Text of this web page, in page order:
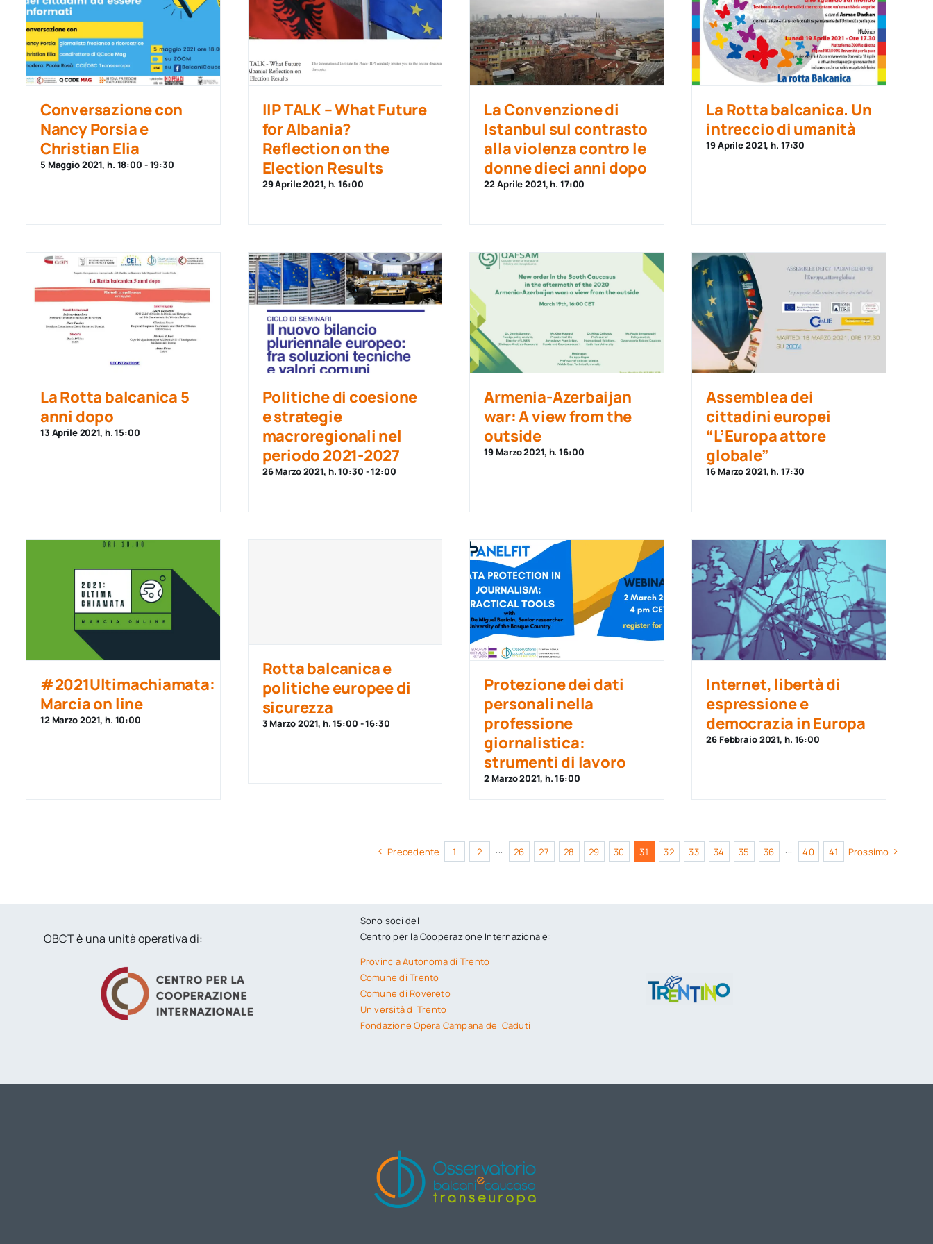
Conversazione con
Nancy Porsia e
Christian Elia
5 Maggio 2021, h. 18:00 -19:30
IIP TALK – What Future
for Albania?
Reflection on the
Election Results
29 Aprile 2021, h. 16:00
La Convenzione di
Istanbul sul contrasto
alla violenza contro le
donne dieci anni dopo
22 Aprile 2021, h. 17:00
La Rotta balcanica. Un
intreccio di umanità
19 Aprile 2021, h. 17:30
La Rotta balcanica 5
anni dopo
13 Aprile 2021, h. 15:00
Politiche di coesione
e strategie
macroregionali nel
periodo 2021-2027
26 Marzo 2021, h. 10:30 -12:00
Armenia-Azerbaijan
war: A view from the
outside
19 Marzo 2021, h. 16:00
Assemblea dei
cittadini europei
“L’Europa attore
globale”
16 Marzo 2021, h. 17:30
#2021Ultimachiamata:
Marcia on line
12 Marzo 2021, h. 10:00
Rotta balcanica e
politiche europee di
sicurezza
3 Marzo 2021, h. 15:00 -16:30
Protezione dei dati
personali nella
professione
giornalistica:
strumenti di lavoro
2 Marzo 2021, h. 16:00
Internet, libertà di
espressione e
democrazia in Europa
26 Febbraio 2021, h. 16:00
Precedente 1 2 ··· 26 27 28 29 30 31 32 33 34 35 36 ··· 40 41 Prossimo
OBCT è una unità operativa di:
Sono soci del
Centro per la Cooperazione Internazionale:
Provincia Autonoma di Trento
Comune di Trento
Comune di Rovereto
Università di Trento
Fondazione Opera Campana dei Caduti